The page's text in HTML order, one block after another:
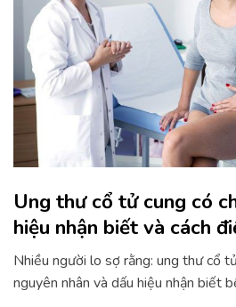
Ung thư cổ tử cung có
hiệu nhận biết và cách
Nhiều người lo sợ rằng: ung thư cổ
nguyên nhân và dấu hiệu nhận biết